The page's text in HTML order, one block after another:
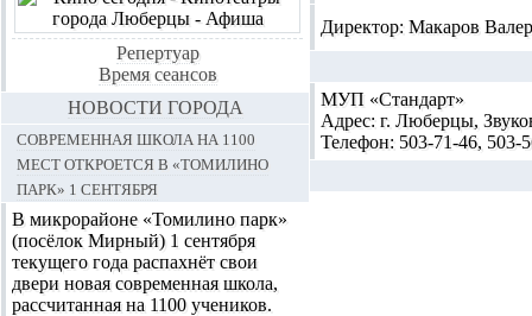
Директор: Макаров
МУП «Стандарт»
Адрес: г. Люберцы,
Телефон: 503-71-46, 503-
Репертуар
Время сеансов
НОВОСТИ ГОРОДА
Современная школа на 1100
мест откроется в «Томилино
парк» 1 сентября
В микрорайоне «Томилино парк»
(посёлок Мирный) 1 сентября
текущего года распахнёт свои
двери новая современная школа,
рассчитанная на 1100 учеников.